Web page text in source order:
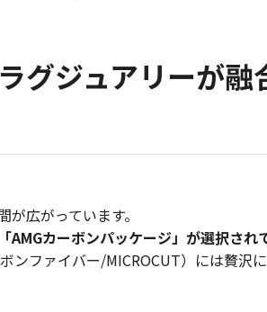
グジュアリーが融
広がっています。
「AMGカーボンパッケージ」が選択さ
ボンファイバー/MICROCUT）には贅沢